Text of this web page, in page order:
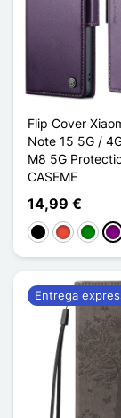
Flip Cover
Note 15 5G /
M8 5G
CASEME
14,99 €
PretoVermelho
Verde
Entrega